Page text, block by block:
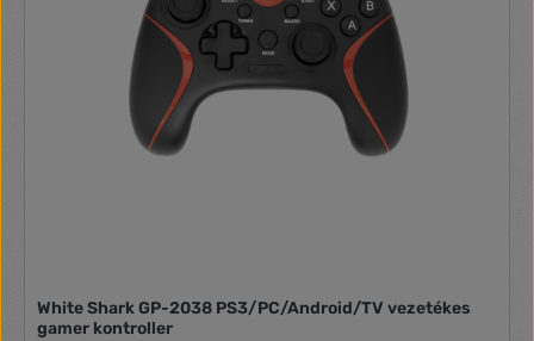
PC játékok automatikusan felismerik a kontrollert.
White Shark GP-2038 PS3/PC/Android/TV vezetékes
gamer kontroller